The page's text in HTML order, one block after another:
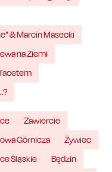
& Marcin Masecki
na Ziemi
facetem
Zawiercie
Górnicza
Żywiec
Śląskie
Będzin